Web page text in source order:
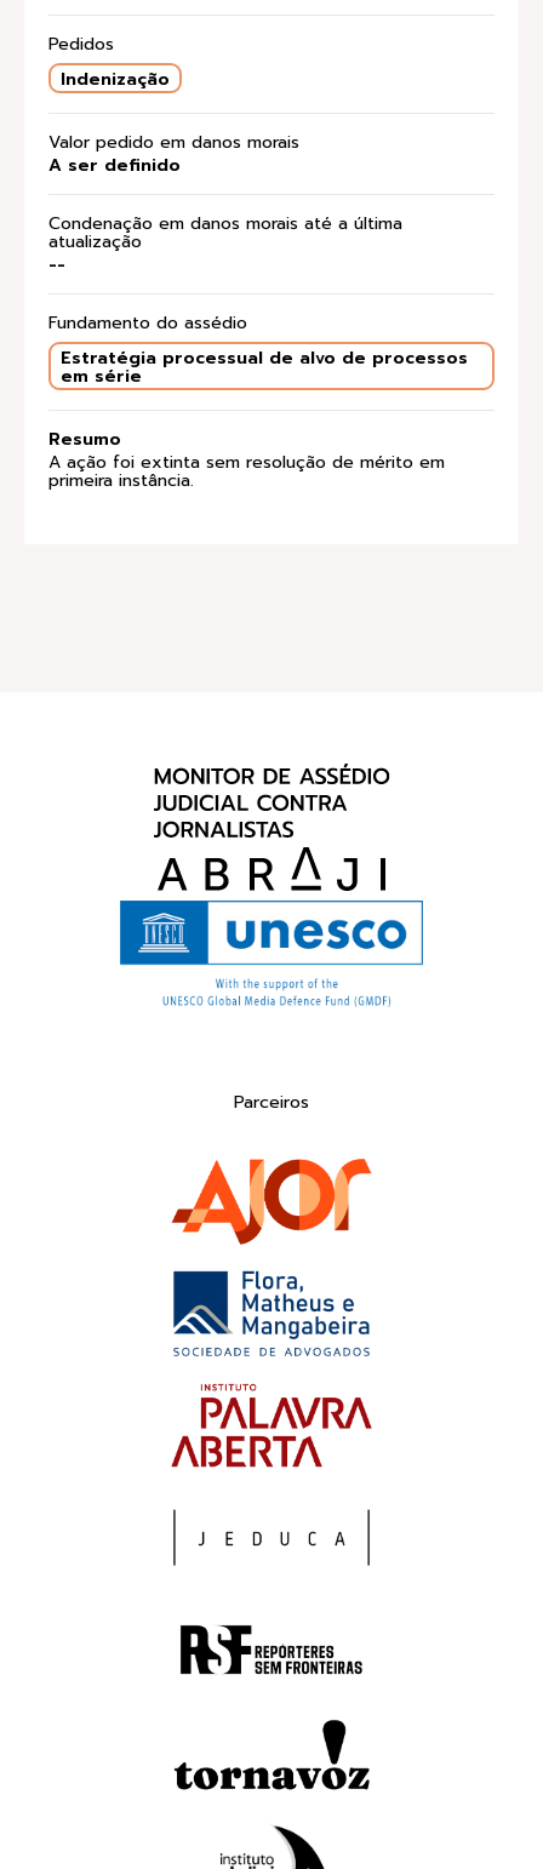
Pedidos
Indenização
Valor pedido em danos morais
A ser definido
Condenação em danos morais até a última
atualização
--
Fundamento do assédio
Estratégia processual de alvo de processos
em série
Resumo
A ação foi extinta sem resolução de mérito em
primeira instância.
Parceiros